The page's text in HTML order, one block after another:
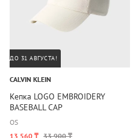
ДО 31 АВГУСТА!
CALVIN KLEIN
Кепка LOGO EMBROIDERY
BASEBALL CAP
OS
13 560 ₸ 33 900 ₸